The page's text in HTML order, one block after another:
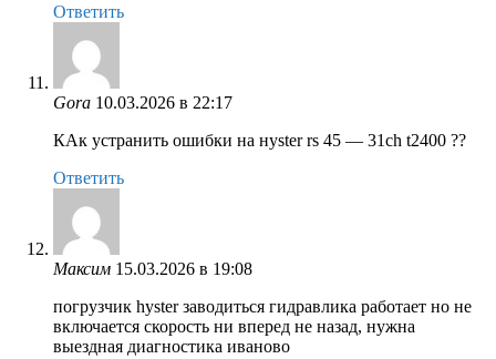
Ответить
Gora 10.03.2026 в 22:17
КАк устранить ошибки на нyster rs 45 — 31ch t2400 ??
Ответить
Максим 15.03.2026 в 19:08
погрузчик hyster заводиться гидравлика работает но не
включается скорость ни вперед не назад, нужна
выездная диагностика иваново